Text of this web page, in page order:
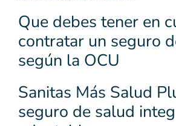
Que debes tener en
contratar un seguro
según la OCU
Sanitas Más Salud
seguro de salud